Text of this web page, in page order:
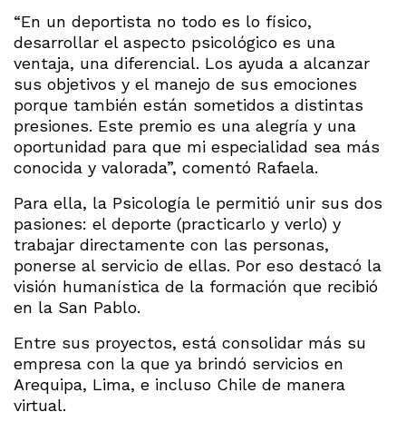
“En un deportista no todo es lo físico,
desarrollar el aspecto psicológico es una
ventaja, una diferencial. Los ayuda a alcanzar
sus objetivos y el manejo de sus emociones
porque también están sometidos a distintas
presiones. Este premio es una alegría y una
oportunidad para que mi especialidad sea más
conocida y valorada”, comentó Rafaela.
Para ella, la Psicología le permitió unir sus dos
pasiones: el deporte (practicarlo y verlo) y
trabajar directamente con las personas,
ponerse al servicio de ellas. Por eso destacó la
visión humanística de la formación que recibió
en la San Pablo.
Entre sus proyectos, está consolidar más su
empresa con la que ya brindó servicios en
Arequipa, Lima, e incluso Chile de manera
virtual.